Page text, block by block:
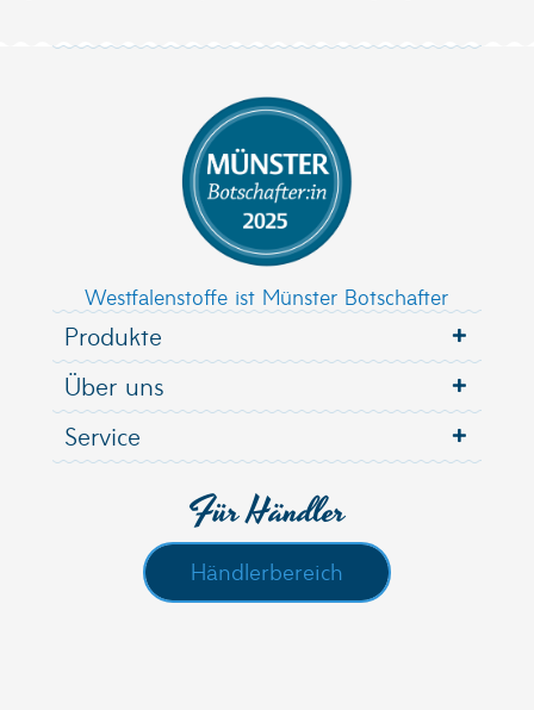
Westfalenstoffe ist Münster Botschafter
Produkte
Über uns
Service
Für Händler
Händlerbereich